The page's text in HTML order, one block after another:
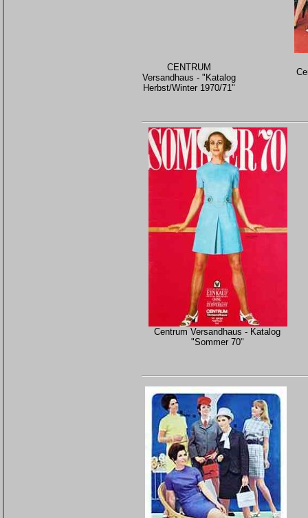
CENTRUM
Versandhaus - "Katalog
Herbst/Winter 1970/71"
Centrum Versandhaus - Katalog
"Sommer 70"